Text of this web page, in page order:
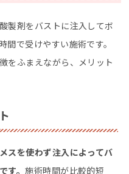
製剤をバストに注入してボ
間で受けやすい施術です。
をふまえながら、メリット
メスを使わず注入によってバ
す。施術時間が比較的短